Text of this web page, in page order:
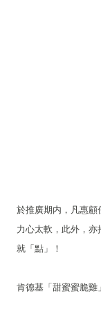
於推廣期内，凡惠
力心太軟，此外，亦
就「點」！
肯德基「甜蜜蜜脆雞